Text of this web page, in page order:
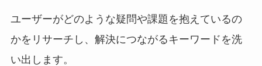
ユーザーがどのような疑問や課題を抱えているの
かをリサーチし、解決につながるキーワードを洗
い出します。